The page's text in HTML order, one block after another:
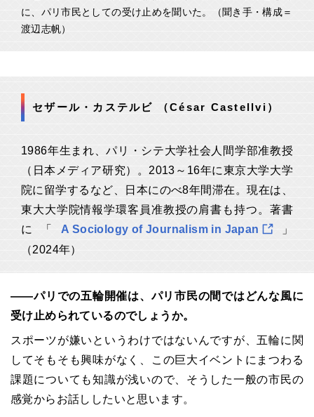
に、パリ市民としての受け止めを聞いた。（聞き手・構成＝
渡辺志帆）
セザール・カステルビ （César Castellvi）
1986年生まれ、パリ・シテ大学社会人間学部准教授
（日本メディア研究）。2013～16年に東京大学大学
院に留学するなど、日本にのべ8年間滞在。現在は、
東大大学院情報学環客員准教授の肩書も持つ。著書
に「 A Sociology of Journalism in Japan
」
（2024年）
――パリでの五輪開催は、パリ市民の間ではどんな風に
受け止められているのでしょうか。
スポーツが嫌いというわけではないんですが、五輪に関
してそもそも興味がなく、この巨大イベントにまつわる
課題についても知識が浅いので、そうした一般の市民の
感覚からお話ししたいと思います。